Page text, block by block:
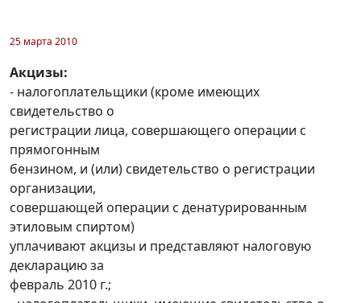
25 марта 2010
Акцизы:
- налогоплательщики (кроме имеющих
свидетельство о
регистрации лица, совершающего операции с
прямогонным
бензином, и (или) свидетельство о регистрации
организации,
совершающей операции с денатурированным
этиловым спиртом)
уплачивают акцизы и представляют налоговую
декларацию за
февраль 2010 г.;